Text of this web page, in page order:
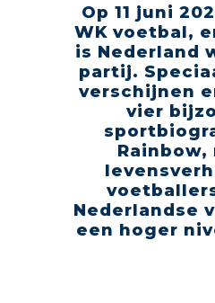
Op 11 juni
WK voetbal,
is Nederland
partij.
verschijnen
vier
Rainbow,
Nederlandse
een hoger